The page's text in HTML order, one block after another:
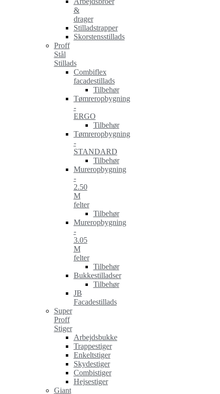
&
drager
Stilladstrapper
Skorstensstillads
Proff
Stål
Stillads
Combiflex
facadestillads
Tilbehør
Tømreropbygning
-
ERGO
Tilbehør
Tømreropbygning
-
STANDARD
Tilbehør
Mureropbygning
-
2.50
M
felter
Tilbehør
Mureropbygning
-
3.05
M
felter
Tilbehør
Bukkestilladser
Tilbehør
JB
Facadestillads
Super
Proff
Stiger
Arbejdsbukke
Trappestiger
Enkeltstiger
Skydestiger
Combistiger
Hejsestiger
Giant